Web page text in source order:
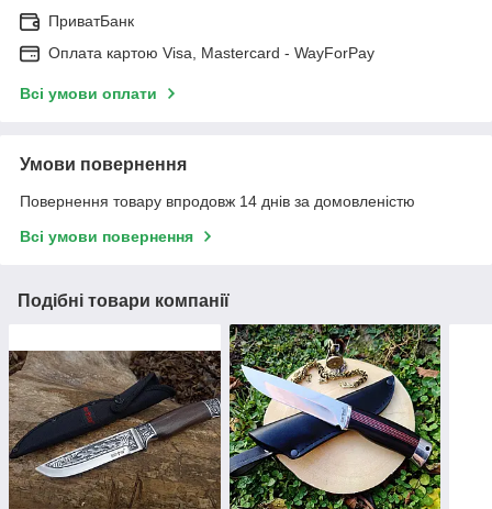
ПриватБанк
Оплата картою Visa, Mastercard - WayForPay
Всі умови оплати
Умови повернення
Повернення товару впродовж 14 днів за домовленістю
Всі умови повернення
Подібні товари компанії